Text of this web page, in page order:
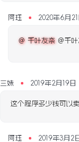
阿珏 2020年6月21
@ 千叶友奈 @千
三妹 2019年2月19日
这个程序多少钱可以
阿珏 2019年3月2